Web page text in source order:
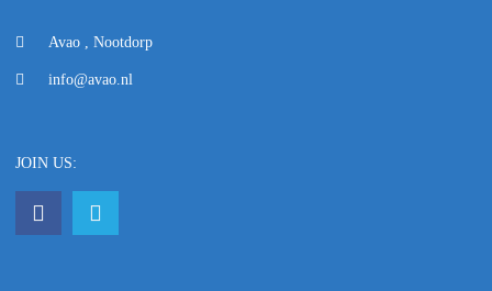
Avao , Nootdorp
info@avao.nl
JOIN US: